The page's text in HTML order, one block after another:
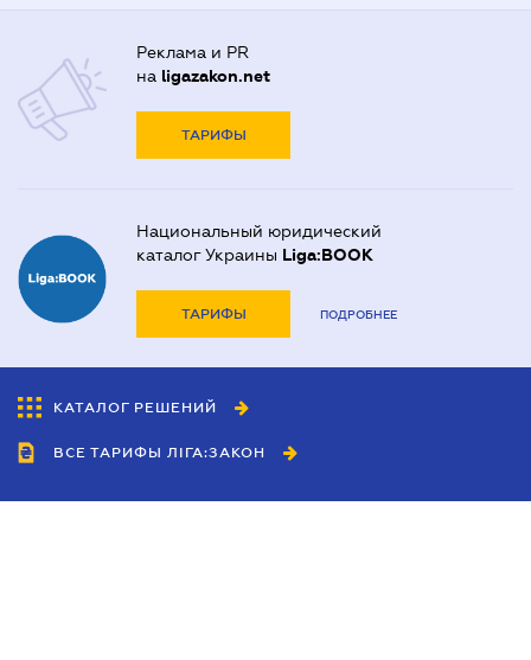
Реклама и PR
на ligazakon.net
ТАРИФЫ
Национальный юридический
каталог Украины Liga:BOOK
ТАРИФЫ ПОДРОБНЕЕ
КАТАЛОГ РЕШЕНИЙ
ВСЕ ТАРИФЫ ЛІГА:ЗАКОН